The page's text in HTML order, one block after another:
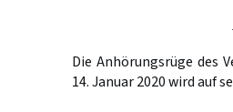
Die Anhörungsrüge des
14. Januar 2020 wird auf